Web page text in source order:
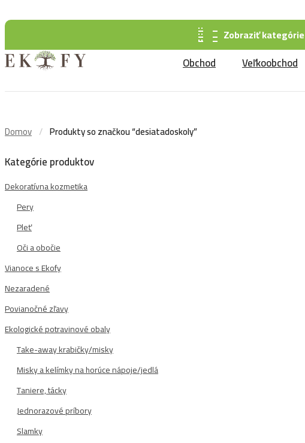
info@ekofy.sk +421 904 260 591
Zobraziť kategórie
Obchod Veľkoobchod
Domov Produkty so značkou “desiatadoskoly”
Kategórie produktov
Dekoratívna kozmetika
Pery
Pleť
Oči a obočie
Vianoce s Ekofy
Nezaradené
Povianočné zľavy
Ekologické potravinové obaly
Take-away krabičky/misky
Misky a kelímky na horúce nápoje/jedlá
Taniere, tácky
Jednorazové príbory
Slamky